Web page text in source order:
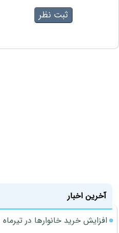
آخرین اخبار
افزایش خرید خانوارها در تیرماه